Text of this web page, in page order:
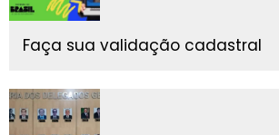
Faça sua validação cadastral